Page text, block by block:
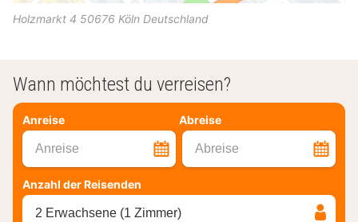
Holzmarkt 4 50676 Köln Deutschland
Wann möchtest du verreisen?
Anreise Abreise
Anreise Abreise
Anzahl der Reisenden
2 Erwachsene (1 Zimmer)